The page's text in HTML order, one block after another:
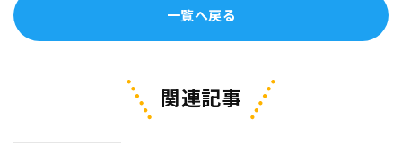
一覧へ戻る
関連記事